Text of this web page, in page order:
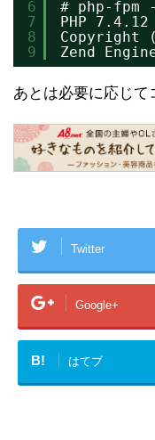
6
7
8
9
# php-fpm
PHP
Copyright
Zend
あとは必要に応じて
Twitter
Google+
B! はてブ